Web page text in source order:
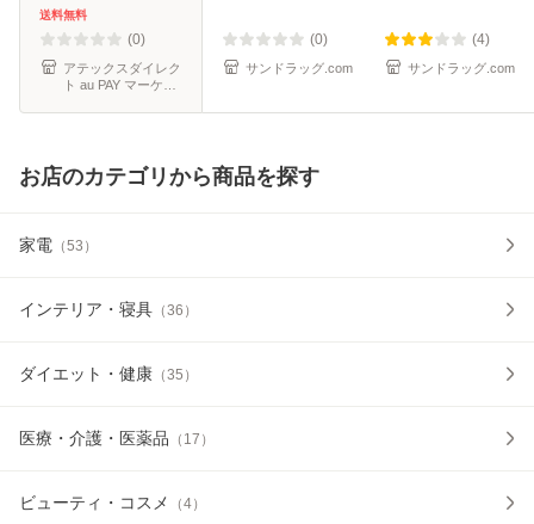
性便秘 低反発 まく
ら 抱きまくら クッ
ション 振
送料無料
(0)
アテックスダイレク
ト au PAY マーケッ
(0)
サンドラッグ.com
(4)
サンドラッグ.com
お店のカテゴリから商品を探す
家電 （53 ）
インテリア・寝具 （36 ）
ダイエット・健康 （35 ）
医療・介護・医薬品 （ 17 ）
ビューティ・コスメ （4）